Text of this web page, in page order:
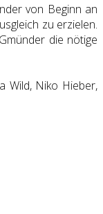
von Beginn an
zu erzielen.
die nötige
Wild, Niko Hieber,